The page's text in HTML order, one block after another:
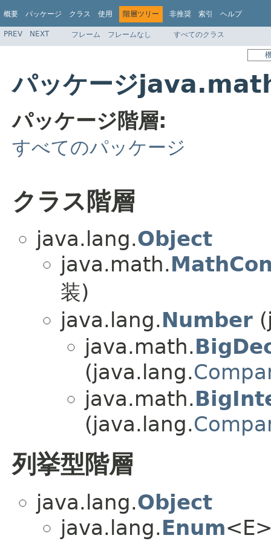
概要 パッケージ クラス 使用 階層ツリー 非推奨 索引 ヘルプ
PREV NEXT フレーム フレームなし すべてのクラス
パッケージ
パッケージ階層:
すべてのパッケージ
クラス階層
java.lang.Object
java.math.
装)
java.lang.Number
java.math.
(java.lang.
java.math.
(java.lang.
列挙型階層
java.lang.Object
java.lang.Enum